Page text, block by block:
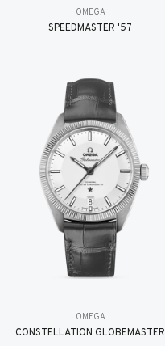
OMEGA
SPEEDMASTER '57
OMEGA
CONSTELLATION GLOBEMASTER